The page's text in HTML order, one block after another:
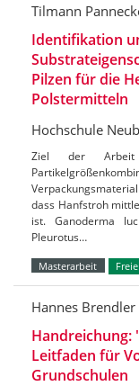
Tilmann
Identifikation
Pilzen für die
Polstermitteln
Hochschule
Ziel der
dass Hanfstroh
ist. Ganoderma
Pleurotus…
Masterarbeit
Hannes Brendler
Handreichung:
Leitfaden für
Grundschulen